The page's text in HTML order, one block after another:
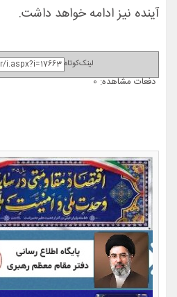
آینده نیز ادامه خواهد داشت.
لینک‌کوتاه
دفعات مشاهده: 0